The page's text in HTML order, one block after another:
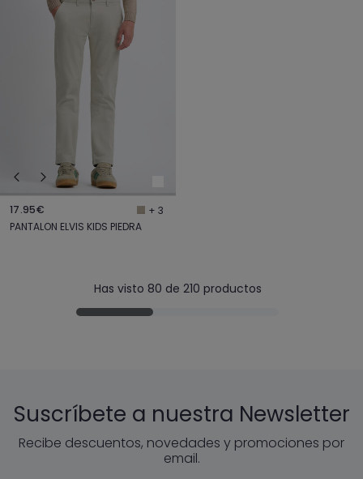
17.95€
+ 3
PANTALON ELVIS KIDS PIEDRA
Has visto 80 de 210 productos
Suscríbete a nuestra Newsletter
Recibe descuentos, novedades y promociones por
email.